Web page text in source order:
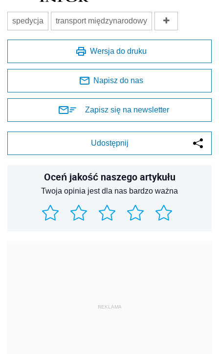
spedycja transport międzynarodowy
Wersja do druku
Napisz do nas
Zapisz się na newsletter
Udostępnij
Oceń jakość naszego artykułu
Twoja opinia jest dla nas bardzo ważna
REKLAMA